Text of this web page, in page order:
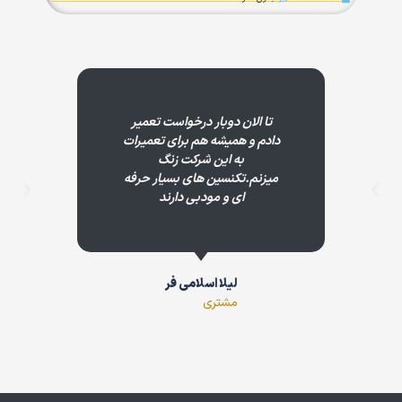
تا الان دوبار درخواست تعمیر
دادم و همیشه هم برای تعمیرات
به این شرکت زنگ
میزنم.تکنسین های بسیار حرفه
ای و مودبی دارند
لیلا اسلامی فر
مشتری